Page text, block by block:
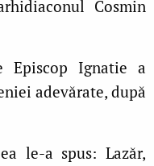
Cosmin
Episcop Ignatie a
adevărate, după
le-a spus: Lazăr,